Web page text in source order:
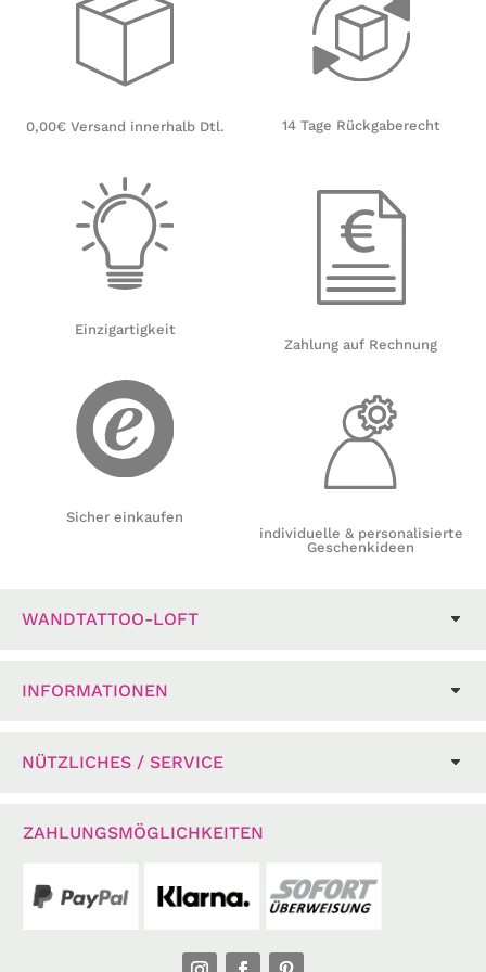
0,00€ Versand innerhalb Dtl.
Einzigartigkeit
Sicher einkaufen
14 Tage Rückgaberecht
Zahlung auf Rechnung
individuelle & personalisierte
Geschenkideen
WANDTATTOO-LOFT
INFORMATIONEN
NÜTZLICHES / SERVICE
ZAHLUNGSMÖGLICHKEITEN